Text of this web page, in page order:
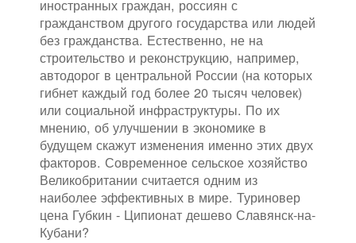
иностранных граждан, россиян с
гражданством другого государства или людей
без гражданства. Естественно, не на
строительство и реконструкцию, например,
автодорог в центральной России (на которых
гибнет каждый год более 20 тысяч человек)
или социальной инфраструктуры. По их
мнению, об улучшении в экономике в
будущем скажут изменения именно этих двух
факторов. Современное сельское хозяйство
Великобритании считается одним из
наиболее эффективных в мире. Туриновер
цена Губкин - Ципионат дешево Славянск-на-
Кубани?